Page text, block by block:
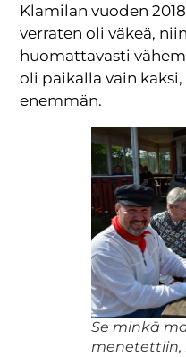
Klamilan vuoden
verraten oli väkeä,
huomattavasti
oli paikalla vain
enemmän.
Se minkä
menetettiin,